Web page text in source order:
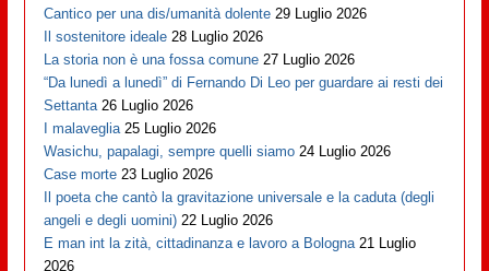
Cantico per una dis/umanità dolente 29 Luglio 2026
Il sostenitore ideale 28 Luglio 2026
La storia non è una fossa comune 27 Luglio 2026
“Da lunedì a lunedì” di Fernando Di Leo per guardare ai resti dei
Settanta 26 Luglio 2026
I malaveglia 25 Luglio 2026
Wasichu, papalagi, sempre quelli siamo 24 Luglio 2026
Case morte 23 Luglio 2026
Il poeta che cantò la gravitazione universale e la caduta (degli
angeli e degli uomini) 22 Luglio 2026
E man int la zità, cittadinanza e lavoro a Bologna 21 Luglio
2026